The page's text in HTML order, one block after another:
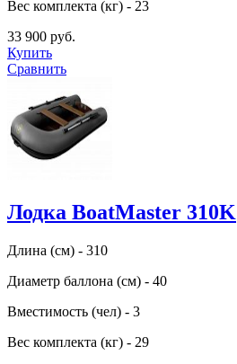
Вес комплекта (кг) - 23
33 900 руб.
Купить
Сравнить
Лодка BoatMaster 310K
Длина (см) - 310
Диаметр баллона (см) - 40
Вместимость (чел) - 3
Вес комплекта (кг) - 29